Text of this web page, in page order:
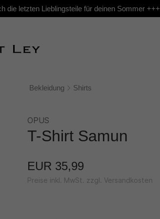
die letzten Lieblingsteile für deinen Sommer +++
Bekleidung Shirts
OPUS
T-Shirt Samun
EUR 35,99
Preise inkl. MwSt. zzgl. Versandkosten